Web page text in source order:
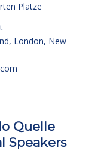
Plätze
London, New
Quelle
Speakers